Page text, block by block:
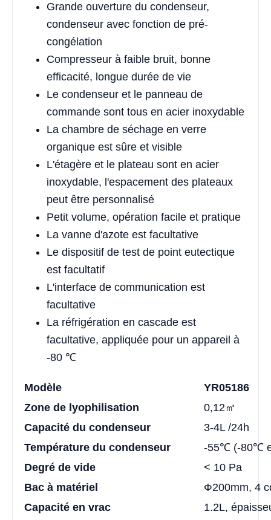
Grande ouverture du condenseur,
condenseur avec fonction de pré-
congélation
Compresseur à faible bruit, bonne
efficacité, longue durée de vie
Le condenseur et le panneau de
commande sont tous en acier inoxydable
La chambre de séchage en verre
organique est sûre et visible
L'étagère et le plateau sont en acier
inoxydable, l'espacement des plateaux
peut être personnalisé
Petit volume, opération facile et pratique
La vanne d'azote est facultative
Le dispositif de test de point eutectique
est facultatif
L'interface de communication est
facultative
La réfrigération en cascade est
facultative, appliquée pour un appareil à
-80 ℃
Modèle
YR05186
Zone de lyophilisation
0,12㎡
Capacité du condenseur
3-4L /24h
Température du condenseur
-55℃ (-80℃
Degré de vide
< 10 Pa
Bac à matériel
Ф200mm, 4
Capacité en vrac
1.2L,